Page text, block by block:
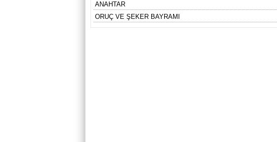
ANAHTAR
ORUÇ VE ŞEKER BAYRAMI